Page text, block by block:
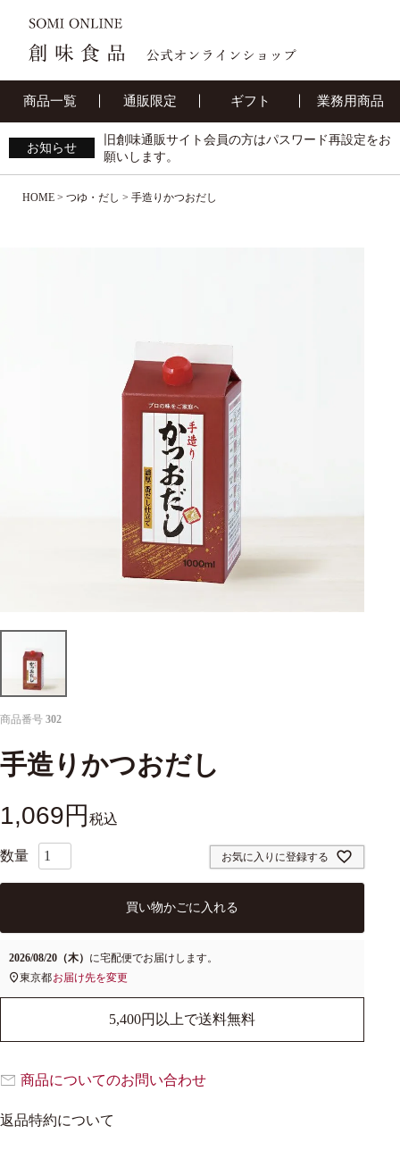
商品一覧 通販限定 ギフト 業務用商品
お知らせ
旧創味通販サイト会員の方はパスワード再設定をお
願いします。
HOME つゆ・だし 手造りかつおだし
商品番号 302
手造りかつおだし
1,069 税込
お気に入りに登録する
買い物かごに入れる
2026/08/20（木） に宅配便でお届けします。
東京都お届け先を変更
5,400円以上で送料無料
商品についてのお問い合わせ
返品特約について